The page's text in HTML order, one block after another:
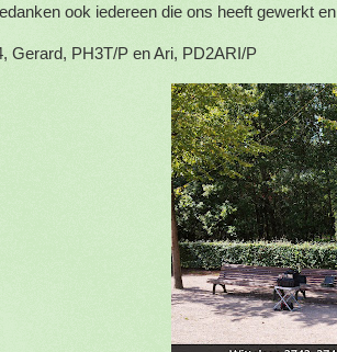
ook iedereen die ons heeft gewerkt
Gerard, PH3T/P en Ari, PD2ARI/P